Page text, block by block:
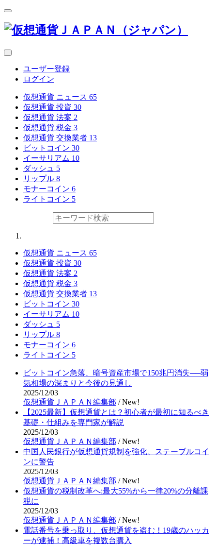
ユーザー登録
ログイン
仮想通貨 ニュース 65
仮想通貨 投資 30
仮想通貨 法案 2
仮想通貨 税金 3
仮想通貨 交換業者 13
ビットコイン 30
イーサリアム 10
ダッシュ 5
リップル 8
モナーコイン 6
ライトコイン 5
仮想通貨 ニュース 65
仮想通貨 投資 30
仮想通貨 法案 2
仮想通貨 税金 3
仮想通貨 交換業者 13
ビットコイン 30
イーサリアム 10
ダッシュ 5
リップル 8
モナーコイン 6
ライトコイン 5
ビットコイン急落、暗号資産市場で150兆円消失──弱
気相場の深まりと今後の見通し
2025/12/03
仮想通貨ＪＡＰＡＮ編集部 /New!
【2025最新】仮想通貨とは？初心者が最初に知るべき
基礎・仕組みを専門家が解説
2025/12/03
仮想通貨ＪＡＰＡＮ編集部 /New!
中国人民銀行が仮想通貨規制を強化、ステーブルコイ
ンに警告
2025/12/03
仮想通貨ＪＡＰＡＮ編集部 /New!
仮想通貨の税制改革へ:最大55%から一律20%の分離課
税に
2025/12/03
仮想通貨ＪＡＰＡＮ編集部 /New!
電話番号を乗っ取り、仮想通貨を盗む！19歳のハッカ
ーが逮捕！高級車を複数台購入